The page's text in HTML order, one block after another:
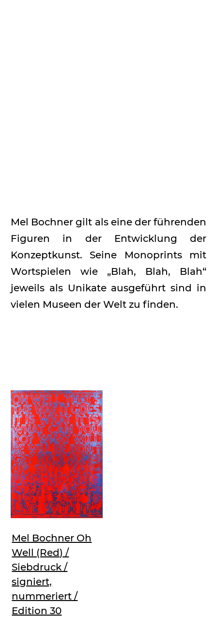
Mel Bochner gilt als eine der führenden
Figuren in der Entwicklung der
Konzeptkunst. Seine Monoprints mit
Wortspielen wie „Blah, Blah, Blah“
jeweils als Unikate ausgeführt sind in
vielen Museen der Welt zu finden.
Mel Bochner Oh
Well (Red) /
Siebdruck /
signiert,
nummeriert /
Edition 30